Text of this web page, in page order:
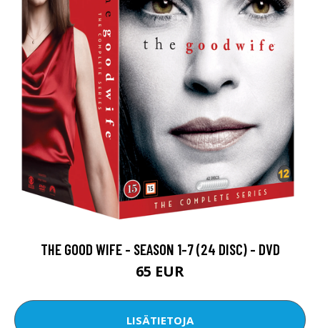
THE GOOD WIFE - SEASON 1-7 (24 DISC) - DVD
65 EUR
LISÄTIETOJA